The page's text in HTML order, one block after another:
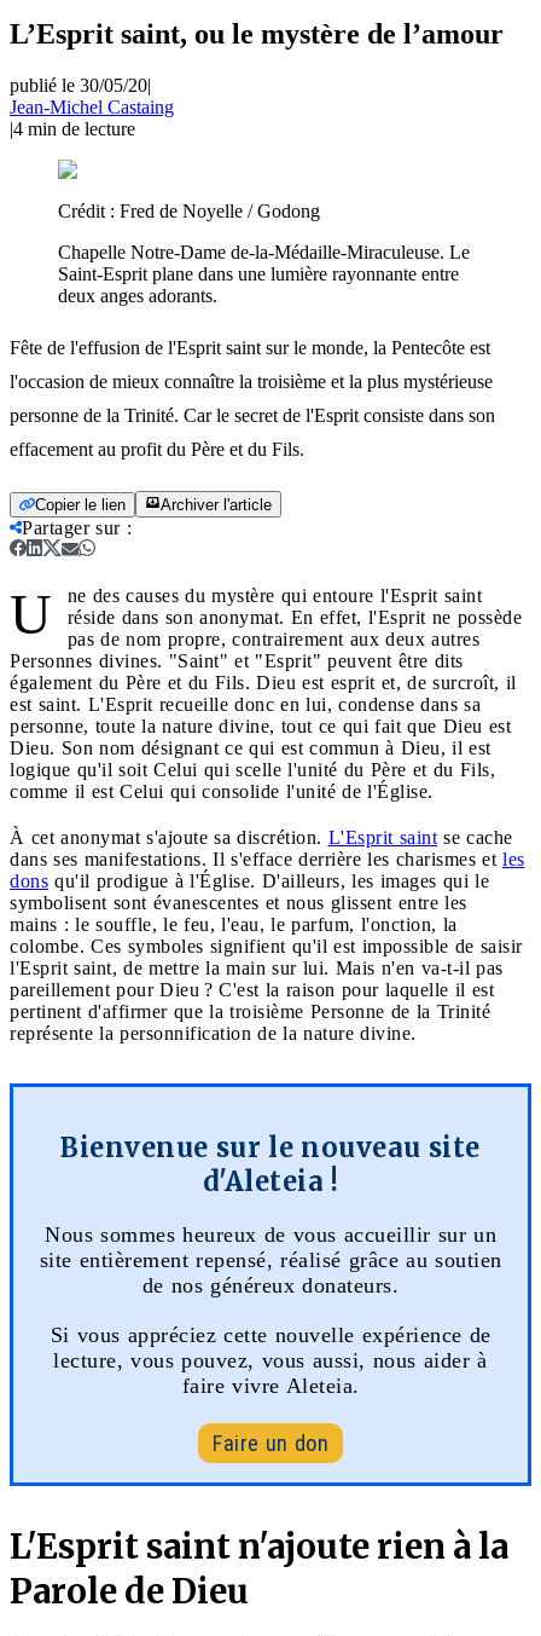
L’Esprit saint, ou le mystère de l’amour
publié le 30/05/20|
Jean-Michel Castaing
|4 min de lecture
Crédit : Fred de Noyelle / Godong
Chapelle Notre-Dame de-la-Médaille-Miraculeuse. Le
Saint-Esprit plane dans une lumière rayonnante entre
deux anges adorants.
Fête de l'effusion de l'Esprit saint sur le monde, la Pentecôte est
l'occasion de mieux connaître la troisième et la plus mystérieuse
personne de la Trinité. Car le secret de l'Esprit consiste dans son
effacement au profit du Père et du Fils.
Copier le lien Archiver l'article
Partager sur:
U
ne des causes du mystère qui entoure l'Esprit saint
réside dans son anonymat. En effet, l'Esprit ne possède
pas de nom propre, contrairement aux deux autres
Personnes divines. "Saint" et "Esprit" peuvent être dits
également du Père et du Fils. Dieu est esprit et, de surcroît, il
est saint. L'Esprit recueille donc en lui, condense dans sa
personne, toute la nature divine, tout ce qui fait que Dieu est
Dieu. Son nom désignant ce qui est commun à Dieu, il est
logique qu'il soit Celui qui scelle l'unité du Père et du Fils,
comme il est Celui qui consolide l'unité de l'Église.
À cet anonymat s'ajoute sa discrétion. L'Esprit saint se cache
dans ses manifestations. Il s'efface derrière les charismes et les
dons qu'il prodigue à l'Église. D'ailleurs, les images qui le
symbolisent sont évanescentes et nous glissent entre les
mains : le souffle, le feu, l'eau, le parfum, l'onction, la
colombe. Ces symboles signifient qu'il est impossible de saisir
l'Esprit saint, de mettre la main sur lui. Mais n'en va-t-il pas
pareillement pour Dieu ? C'est la raison pour laquelle il est
pertinent d'affirmer que la troisième Personne de la Trinité
représente la personnification de la nature divine.
Bienvenue sur le nouveau site
d'Aleteia !
Nous sommes heureux de vous accueillir sur un
site entièrement repensé, réalisé grâce au soutien
de nos généreux donateurs.
Si vous appréciez cette nouvelle expérience de
lecture, vous pouvez, vous aussi, nous aider à
faire vivre Aleteia.
Faire un don
L'Esprit saint n'ajoute rien à la
Parole de Dieu